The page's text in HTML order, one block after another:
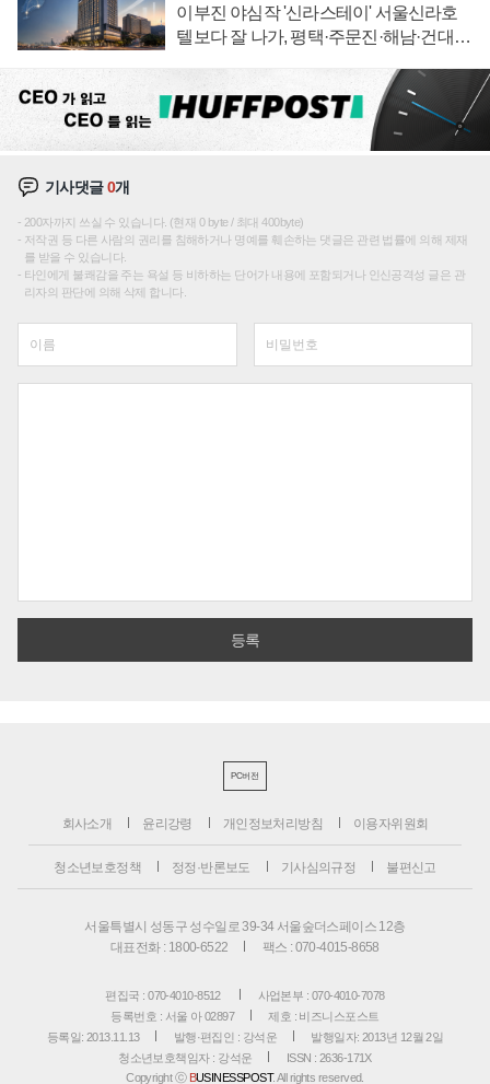
이부진 야심작 '신라스테이' 서울신라호
텔보다 잘 나가, 평택·주문진·해남·건대로
기사댓글0개
200자까지 쓰실 수 있습니다. (현재 0 byte / 최대 400byte)
저작권 등 다른 사람의 권리를 침해하거나 명예를 훼손하는 댓글은 관련 법률에 의해 제재
를 받을 수 있습니다.
타인에게 불쾌감을 주는 욕설 등 비하하는 단어가 내용에 포함되거나 인신공격성 글은 관
리자의 판단에 의해 삭제 합니다.
PC버전
회사소개 윤리강령 개인정보처리방침 이용자위원회
청소년보호정책 정정·반론보도 기사심의규정 불편신고
서울특별시 성동구 성수일로 39-34 서울숲더스페이스 12층
대표전화 : 1800-6522
팩스 : 070-4015-8658
편집국 : 070-4010-8512
사업본부 : 070-4010-7078
등록번호 : 서울 아 02897
제호 : 비즈니스포스트
등록일: 2013.11.13
발행·편집인 : 강석운
발행일자: 2013년 12월 2일
청소년보호책임자 : 강석운
ISSN : 2636-171X
Copyright ⓒ BUSINESSPOST. All rights reserved.